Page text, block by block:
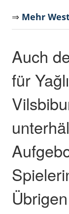
⇒ Mehr
Auch
für